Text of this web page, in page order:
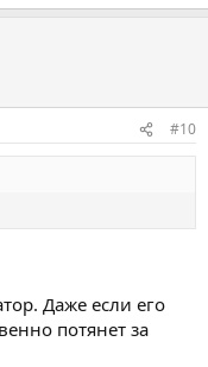
#10
Даже если его
потянет за